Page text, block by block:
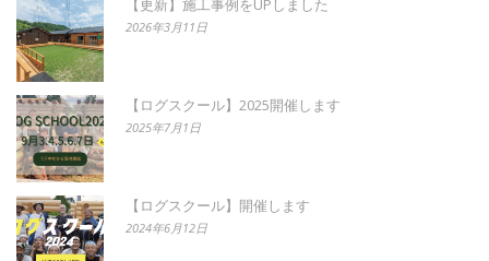
【更新】施工事例をUPしました
2026年3月11日
【ログスクール】2025開催します
2025年7月1日
【ログスクール】開催します
2024年6月12日